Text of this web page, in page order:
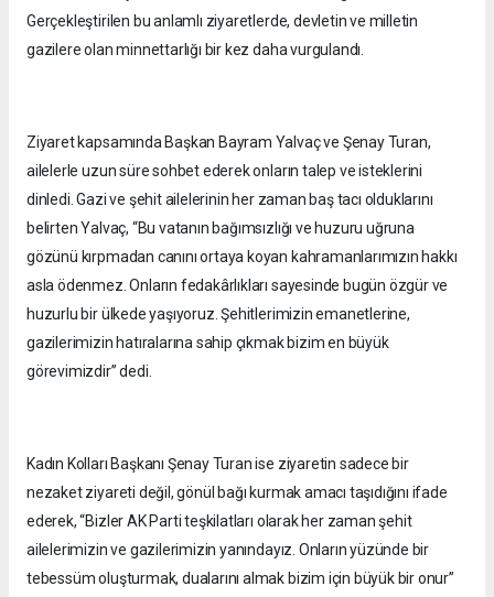
Gerçekleştirilen bu anlamlı ziyaretlerde, devletin ve milletin
gazilere olan minnettarlığı bir kez daha vurgulandı.
Ziyaret kapsamında Başkan Bayram Yalvaç ve Şenay Turan,
ailelerle uzun süre sohbet ederek onların talep ve isteklerini
dinledi. Gazi ve şehit ailelerinin her zaman baş tacı olduklarını
belirten Yalvaç, “Bu vatanın bağımsızlığı ve huzuru uğruna
gözünü kırpmadan canını ortaya koyan kahramanlarımızın hakkı
asla ödenmez. Onların fedakârlıkları sayesinde bugün özgür ve
huzurlu bir ülkede yaşıyoruz. Şehitlerimizin emanetlerine,
gazilerimizin hatıralarına sahip çıkmak bizim en büyük
görevimizdir” dedi.
Kadın Kolları Başkanı Şenay Turan ise ziyaretin sadece bir
nezaket ziyareti değil, gönül bağı kurmak amacı taşıdığını ifade
ederek, “Bizler AK Parti teşkilatları olarak her zaman şehit
ailelerimizin ve gazilerimizin yanındayız. Onların yüzünde bir
tebessüm oluşturmak, dualarını almak bizim için büyük bir onur”